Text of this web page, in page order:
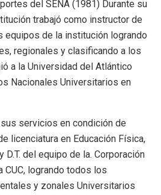
del SENA (1981) Durante su
trabajó como instructor de
equipos de la institución logrando
regionales y clasificando a los
a la Universidad del Atlántico
Nacionales Universitarios en
servicios en condición de
licenciatura en Educación Física,
D.T. del equipo de la. Corporación
CUC, logrando todos los
y zonales Universitarios